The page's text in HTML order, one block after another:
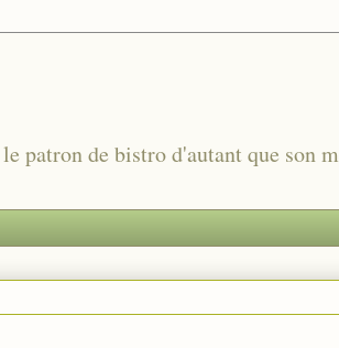
patron de bistro d'autant que son